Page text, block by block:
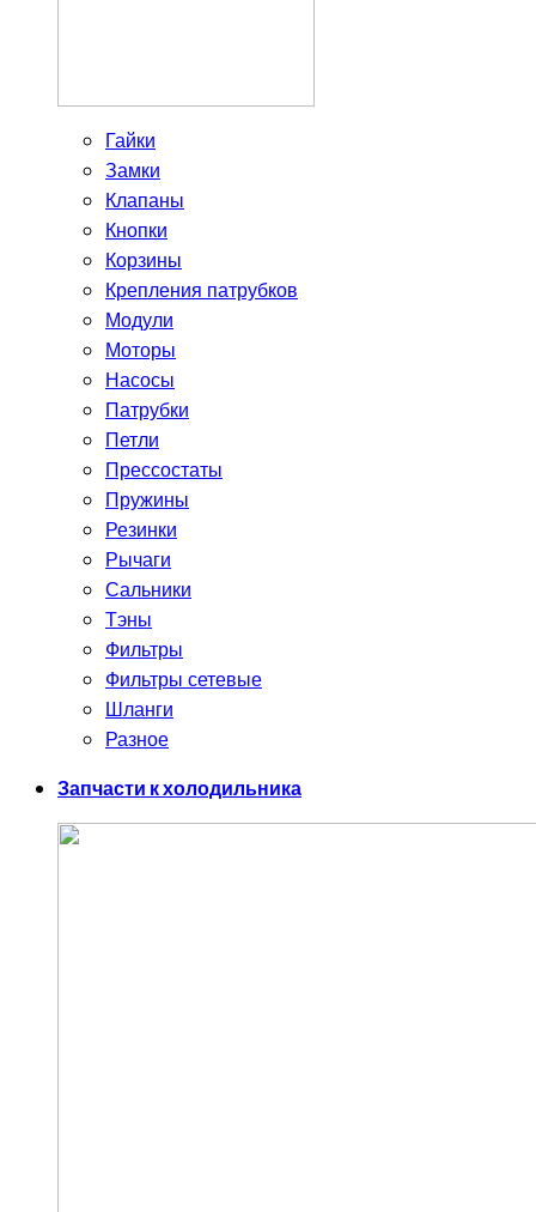
Гайки
Замки
Клапаны
Кнопки
Корзины
Крепления патрубков
Модули
Моторы
Насосы
Патрубки
Петли
Прессостаты
Пружины
Резинки
Рычаги
Сальники
Тэны
Фильтры
Фильтры сетевые
Шланги
Разное
Запчасти к холодильника